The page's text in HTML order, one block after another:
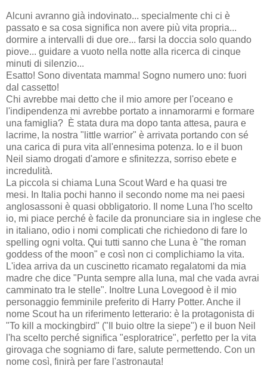
Alcuni avranno già indovinato... specialmente chi ci è
passato e sa cosa significa non avere più vita propria...
dormire a intervalli di due ore... farsi la doccia solo quando
piove... guidare a vuoto nella notte alla ricerca di cinque
minuti di silenzio...
Esatto! Sono diventata mamma! Sogno numero uno: fuori
dal cassetto!
Chi avrebbe mai detto che il mio amore per l'oceano e
l'indipendenza mi avrebbe portato a innamorarmi e formare
una famiglia? È stata dura ma dopo tanta attesa, paura e
lacrime, la nostra "little warrior" è arrivata portando con sé
una carica di pura vita all'ennesima potenza. Io e il buon
Neil siamo drogati d'amore e sfinitezza, sorriso ebete e
incredulità.
La piccola si chiama Luna Scout Ward e ha quasi tre
mesi. In Italia pochi hanno il secondo nome ma nei paesi
anglosassoni è quasi obbligatorio.
Il nome Luna l'ho scelto
io, mi piace perché è facile da pronunciare sia in inglese che
in italiano, odio i nomi complicati che richiedono di fare lo
spelling ogni volta. Qui tutti sanno che Luna è "the roman
goddess of the moon" e così non ci complichiamo la vita.
L'idea arriva da un cuscinetto ricamato regalatomi da mia
madre che dice "Punta sempre alla luna, mal che vada avrai
camminato tra le stelle". Inoltre Luna Lovegood è il mio
personaggio femminile preferito di Harry Potter. Anche il
nome Scout ha un riferimento letterario: è la protagonista di
"To kill a mockingbird" ("Il buio oltre la siepe") e il buon Neil
l'ha scelto perché significa "esploratrice", perfetto per la vita
girovaga che sogniamo di fare, salute permettendo. Con un
nome così, finirà per fare l'astronauta!